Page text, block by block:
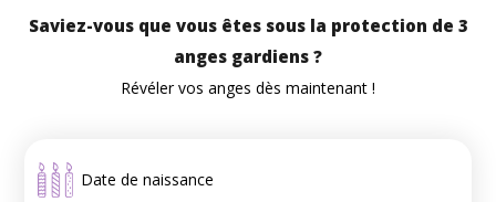
Saviez-vous que vous êtes sous la protection de 3
anges gardiens ?
Révéler vos anges dès maintenant !
Date de naissance